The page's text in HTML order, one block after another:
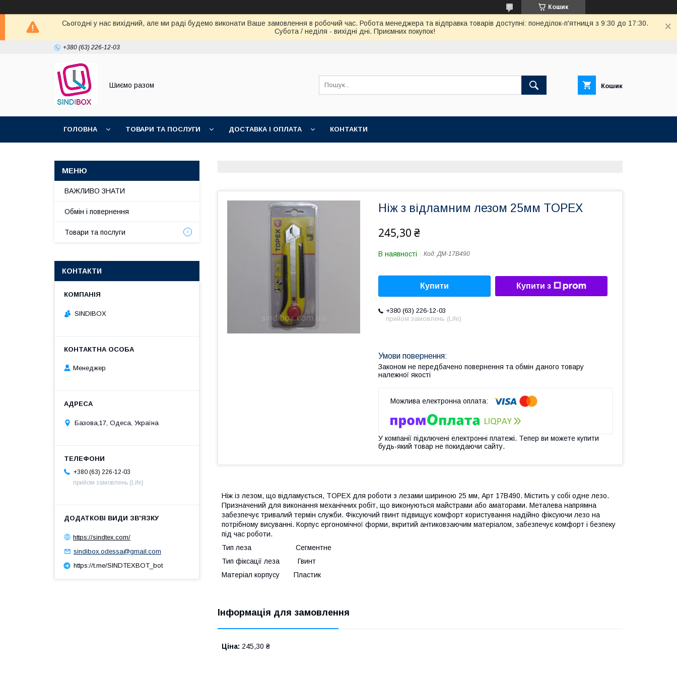
Кошик
Сьогодні у нас вихідний, але ми раді будемо виконати Ваше замовлення в робочий час. Робота менеджера та відправка товарів доступні: понеділок-п'ятниця з 9:30 до 17:30.
Субота / неділя - вихідні дні. Приємних покупок!
+380 (63) 226-12-03
Шиємо разом Кошик
ГОЛОВНА ТОВАРИ ТА ПОСЛУГИ ДОСТАВКА І ОПЛАТА КОНТАКТИ
Ніж з відламним лезом 25мм TOPEX
245,30 ₴
В наявності Код:ДМ-17В490
Купити Купити з
+380 (63) 226-12-03
прийом замовлень (Life)
Законом не передбачено повернення та обмін даного товару
належної якості
У компанії підключені електронні платежі. Тепер ви можете купити
будь-який товар не покидаючи сайту.
Ніж із лезом, що відламується, TOPEX для роботи з лезами шириною 25 мм, Арт 17В490. Містить у собі одне лезо.
Призначений для виконання механічних робіт, що виконуються майстрами або аматорами. Металева напрямна
забезпечує тривалий термін служби. Фіксуючий гвинт підвищує комфорт користування надійно фіксуючи лезо на
потрібному висуванні. Корпус ергономічної форми, вкритий антиковзаючим матеріалом, забезпечує комфорт і безпеку
під час роботи.
Тип леза Сегментне
Тип фіксації леза Гвинт
Матеріал корпусу Пластик
Інформація для замовлення
Ціна: 245,30 ₴
ВАЖЛИВО ЗНАТИ
Обмін і повернення
Товари та послуги
КОНТАКТИ
SINDIBOX
Менеджер
Базова,17, Одеса, Україна
+380 (63) 226-12-03
прийом замовлень (Life)
https://sindtex.com/
sindibox.odessa@gmail.com
https://t.me/SINDTEXBOT_bot